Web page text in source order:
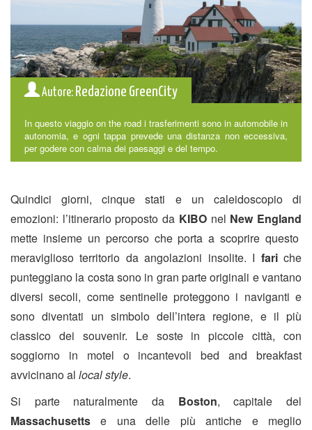
Autore: Redazione GreenCity
In questo viaggio on the road i trasferimenti sono in automobile in
autonomia, e ogni tappa prevede una distanza non eccessiva,
per godere con calma dei paesaggi e del tempo.
Quindici giorni, cinque stati e un caleidoscopio di
emozioni: l’itinerario proposto da KIBOnel New England
mette insieme un percorso che porta a scoprire questo
meraviglioso territorio da angolazioni insolite. I fariche
punteggiano la costa sono in gran parte originali e vantano
diversi secoli, come sentinelle proteggono i naviganti e
sono diventati un simbolo dell’intera regione, e il più
classico dei souvenir. Le soste in piccole città, con
soggiorno in motel o incantevoli bed and breakfast
avvicinano al local style.
Si parte naturalmente da Boston, capitale del
Massachusetts e una delle più antiche e meglio